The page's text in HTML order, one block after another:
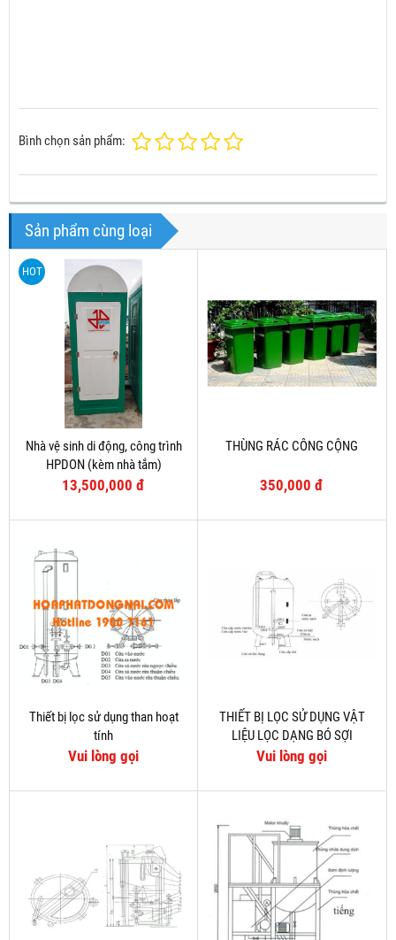
Bình chọn sản phẩm:
Sản phẩm cùng loại
HOT
Nhà vệ sinh di động, công trình
HPDON (kèm nhà tắm)
13,500,000 đ
THÙNG RÁC CÔNG CỘNG
350,000 đ
Thiết bị lọc sử dụng than hoạt
tính
Vui lòng gọi
THIẾT BỊ LỌC SỬ DỤNG VẬT
LIỆU LỌC DẠNG BÓ SỢI
Vui lòng gọi